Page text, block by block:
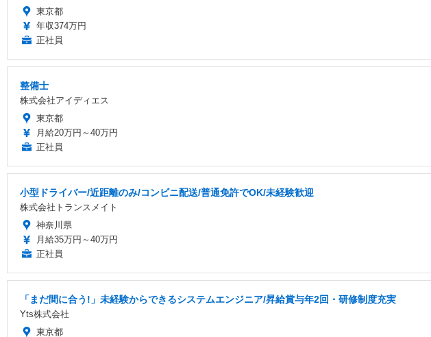
東京都
年収374万円
正社員
整備士
株式会社アイディエス
東京都
月給20万円～40万円
正社員
小型ドライバー/近距離のみ/コンビニ配送/普通免許でOK/未経験歓迎
株式会社トランスメイト
神奈川県
月給35万円～40万円
正社員
「まだ間に合う!」未経験からできるシステムエンジニア/昇給賞与年2回・研修制度充実
Yts株式会社
東京都